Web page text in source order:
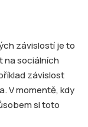
závislostí je to
na sociálních
závislost
V momentě, kdy
si toto